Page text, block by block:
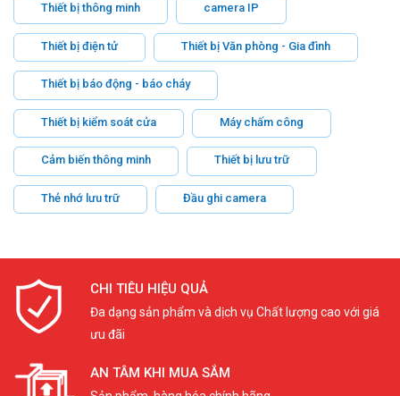
Thiết bị thông minh camera IP
Thiết bị điện tử Thiết bị Văn phòng - Gia đình
Thiết bị báo động - báo cháy
Thiết bị kiểm soát cửa Máy chấm công
Cảm biến thông minh Thiết bị lưu trữ
Thẻ nhớ lưu trữ Đầu ghi camera
CHI TIÊU HIỆU QUẢ
Đa dạng sản phẩm và dịch vụ Chất lượng cao với giá
ưu đãi
AN TÂM KHI MUA SẮM